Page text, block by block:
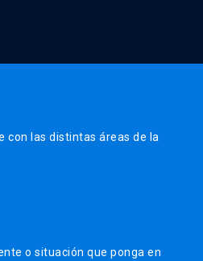
con las distintas áreas de la
o situación que ponga en